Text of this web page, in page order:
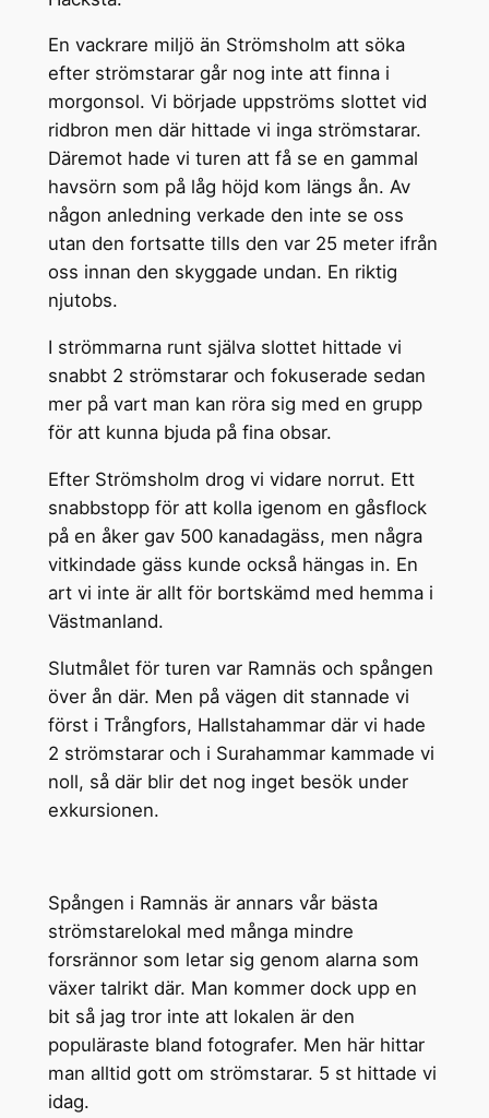
En vackrare miljö än Strömsholm att söka
efter strömstarar går nog inte att finna i
morgonsol. Vi började uppströms slottet vid
ridbron men där hittade vi inga strömstarar.
Däremot hade vi turen att få se en gammal
havsörn som på låg höjd kom längs ån. Av
någon anledning verkade den inte se oss
utan den fortsatte tills den var 25 meter ifrån
oss innan den skyggade undan. En riktig
njutobs.
I strömmarna runt själva slottet hittade vi
snabbt 2 strömstarar och fokuserade sedan
mer på vart man kan röra sig med en grupp
för att kunna bjuda på fina obsar.
Efter Strömsholm drog vi vidare norrut. Ett
snabbstopp för att kolla igenom en gåsflock
på en åker gav 500 kanadagäss, men några
vitkindade gäss kunde också hängas in. En
art vi inte är allt för bortskämd med hemma i
Västmanland.
Slutmålet för turen var Ramnäs och spången
över ån där. Men på vägen dit stannade vi
först i Trångfors, Hallstahammar där vi hade
2 strömstarar och i Surahammar kammade vi
noll, så där blir det nog inget besök under
exkursionen.
Spången i Ramnäs är annars vår bästa
strömstarelokal med många mindre
forsrännor som letar sig genom alarna som
växer talrikt där. Man kommer dock upp en
bit så jag tror inte att lokalen är den
populäraste bland fotografer. Men här hittar
man alltid gott om strömstarar. 5 st hittade vi
idag.